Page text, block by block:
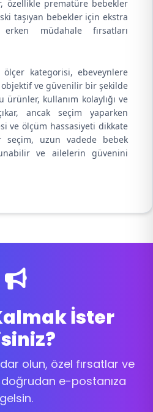
özellikle prematüre bebekler
taşıyan bebekler için ekstra
müdahale fırsatları
kategorisi, ebeveynlere
ve güvenilir bir şekilde
ürünler, kullanım kolaylığı ve
ancak seçim yaparken
ve ölçüm hassasiyeti dikkate
seçim, uzun vadede bebek
ve ailelerin güvenini
İster
olun, özel fırsatlar ve
e-postanıza
gelsin.